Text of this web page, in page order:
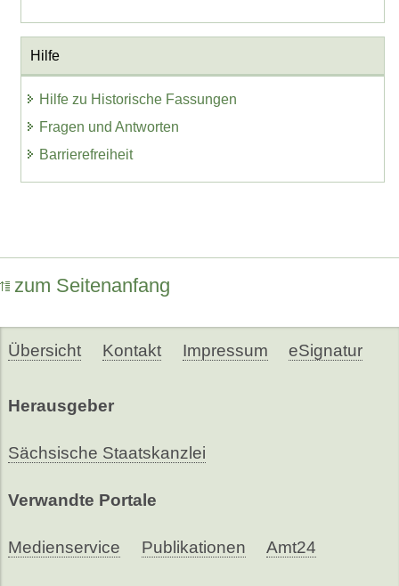
Hilfe
Hilfe zu Historische Fassungen
Fragen und Antworten
Barrierefreiheit
zum Seitenanfang
Übersicht Kontakt Impressum eSignatur
Herausgeber
Sächsische Staatskanzlei
Verwandte Portale
Medienservice Publikationen Amt24